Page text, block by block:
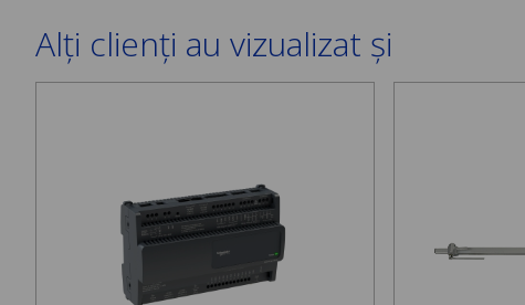
Alți clienți au vizualizat și